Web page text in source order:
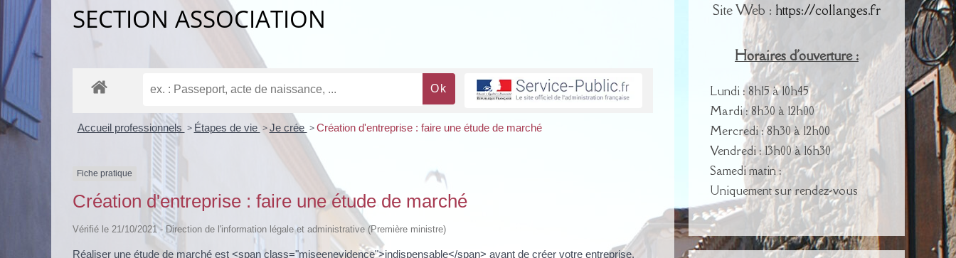
SECTION ASSOCIATION
Accueil professionnels > Étapes de vie > Je crée > Création d'entreprise : faire une étude de marché
Fiche pratique
Création d'entreprise : faire une étude de marché
Vérifié le 21/10/2021 - Direction de l'information légale et administrative (Première ministre)
Réaliser une étude de marché est <span class="miseenevidence">indispensable</span> avant de créer votre entreprise.
Site Web : https://collanges.fr
Horaires d'ouverture :
Lundi : 8h15 à 10h45
Mardi : 8h30 à 12h00
Mercredi : 8h30 à 12h00
Vendredi : 13h00 à 16h30
Samedi matin :
Uniquement sur rendez-vous